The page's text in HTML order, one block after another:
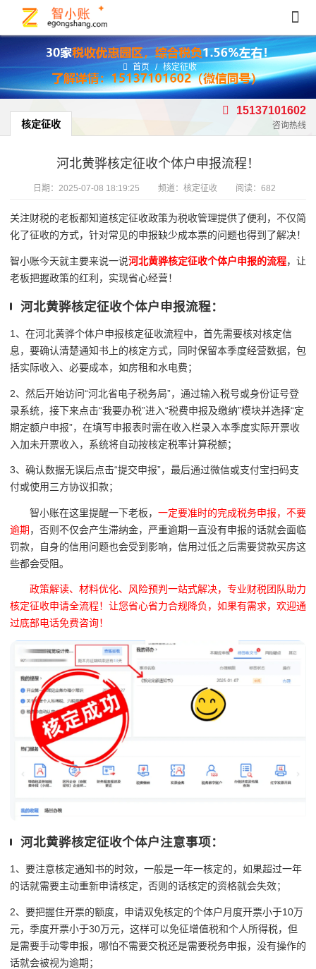
首页 / 核定征收
核定征收
15137101602
咨询热线
河北黄骅核定征收个体户申报流程！
日期： 2025-07-08 18:19:25 频道： 核定征收 阅读：682
关注财税的老板都知道核定征收政策为税收管理提供了便利，不仅简
化了征收的方式，针对常见的申报缺少成本票的问题也得到了解决！
智小账今天就主要来说一说河北黄骅核定征收个体户申报的流程，让
老板把握政策的红利，实现省心经营！
河北黄骅核定征收个体户申报流程：
1、在河北黄骅个体户申报核定征收流程中，首先需要核对核定信
息，要确认清楚通知书上的核定方式，同时保留本季度经营数据，包
括实际收入、必要成本，如房租和水电费；
2、然后开始访问“河北省电子税务局”，通过输入税号或身份证号登
录系统，接下来点击“我要办税”进入“税费申报及缴纳”模块并选择“定
期定额户申报”，在填写申报表时需在收入栏录入本季度实际开票收
入加未开票收入，系统将自动按核定税率计算税额；
3、确认数据无误后点击“提交申报”，最后通过微信或支付宝扫码支
付或使用三方协议扣款；
智小账在这里提醒一下老板， 一定要准时的完成税务申报，不要
逾期 ，否则不仅会产生滞纳金，严重逾期一直没有申报的话就会面临
罚款，自身的信用问题也会受到影响，信用过低之后需要贷款买房这
些都会受阻。
政策解读、材料优化、风险预判一站式解决，专业财税团队助力
核定征收申请全流程！让您省心省力合规降负，如果有需求，欢迎通
过底部电话免费咨询！
河北黄骅核定征收个体户注意事项：
1、要注意核定通知书的时效，一般是一年一核定的，如果超过一年
的话就需要主动重新申请核定，否则的话核定的资格就会失效；
2、要把握住开票的额度，申请双免核定的个体户月度开票小于10万
元，季度开票小于30万元，这样可以免征增值税和个人所得税，但
是需要手动零申报，哪怕不需要交税还是需要税务申报，没有操作的
话就会被视为逾期；